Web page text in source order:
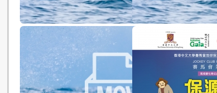
Bagman 中學生組 優異獎 綠色微
電影節2016：綠色微電影比賽
這個冬天不太冷 中學生組
綠色微電影節2016：綠